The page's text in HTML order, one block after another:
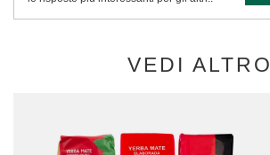
VEDI ALTRO